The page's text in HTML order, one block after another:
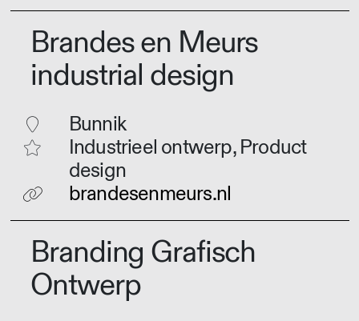
Brandes en Meurs
industrial design
Bunnik
Industrieel ontwerp, Product
design
brandesenmeurs.nl
Branding Grafisch
Ontwerp